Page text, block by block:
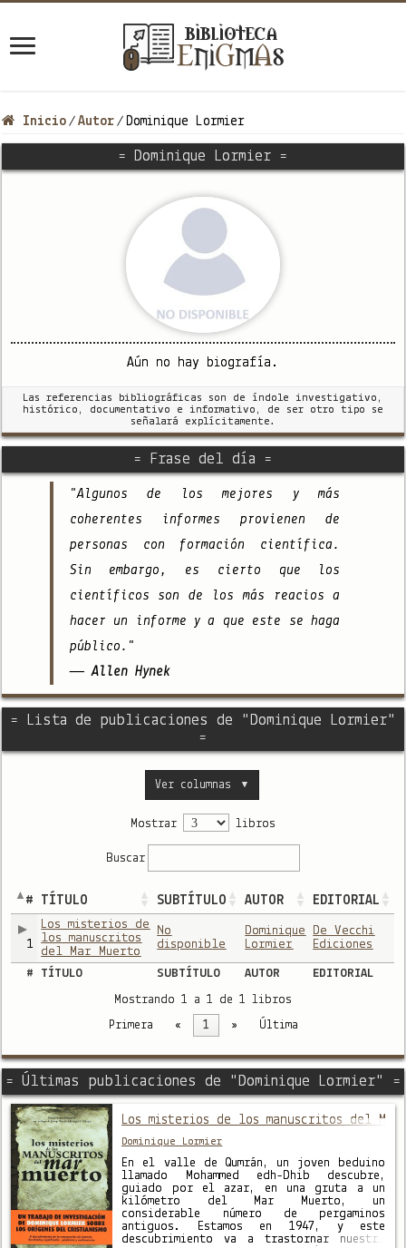
Inicio / Autor / Dominique Lormier
= Dominique Lormier =
Aún no hay biografía.
Las referencias bibliográficas son de índole investigativo,
histórico, documentativo e informativo, de ser otro tipo se
señalará explícitamente.
= Frase del día =
"Algunos de los mejores y más
coherentes informes provienen de
personas con formación científica.
Sin embargo, es cierto que los
científicos son de los más reacios a
hacer un informe y a que este se haga
público."
— Allen Hynek
= Lista de publicaciones de "Dominique Lormier"
=
Ver columnas ▼
Mostrar libros
Buscar
# TÍTULO SUBTÍTULO AUTOR EDITORIAL
1
Los misterios de
los manuscritos
del Mar Muerto
No
disponible
Dominique
Lormier
De Vecchi
Ediciones
# TÍTULO SUBTÍTULO AUTOR
EDITORIAL
Mostrando 1 a 1 de 1 libros
Primera « 1 » Última
= Últimas publicaciones de "Dominique Lormier" =
Los misterios de los manuscritos del Mar
Dominique Lormier
En el valle de Qumrán, un joven beduino
llamado Mohammed edh-Dhib descubre,
guiado por el azar, en una gruta a un
kilómetro del Mar Muerto, un
considerable número de pergaminos
antiguos. Estamos en 1947, y este
descubrimiento va a trastornar nuestro